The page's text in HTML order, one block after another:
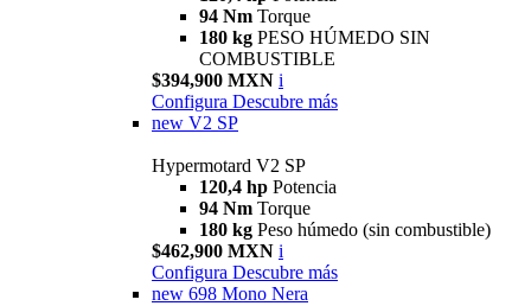
94 Nm Torque
180 kg PESO HÚMEDO SIN
COMBUSTIBLE
$394,900 MXN i
Configura Descubre más
new V2 SP
Hypermotard V2 SP
120,4 hp Potencia
94 Nm Torque
180 kg Peso húmedo (sin combustible)
$462,900 MXN i
Configura Descubre más
new 698 Mono Nera